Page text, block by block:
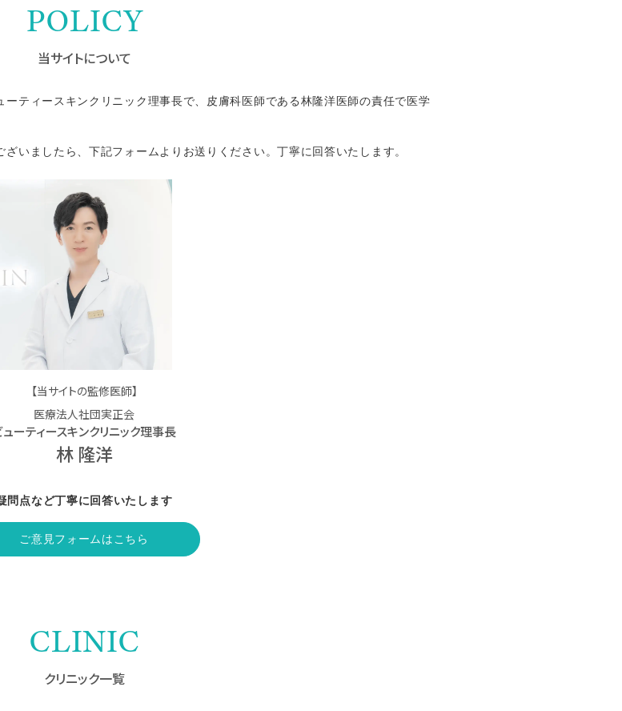
POLICY
当サイトについて
ティースキンクリニック理事長で、皮膚科医師である林隆洋医師の責任で医学
いましたら、下記フォームよりお送りください。丁寧に回答いたします。
【当サイトの監修医師】
医療法人社団実正会
ューティースキンクリニック理事長
林 隆洋
問点など丁寧に回答いたします
ご意見フォームはこちら
CLINIC
クリニック一覧